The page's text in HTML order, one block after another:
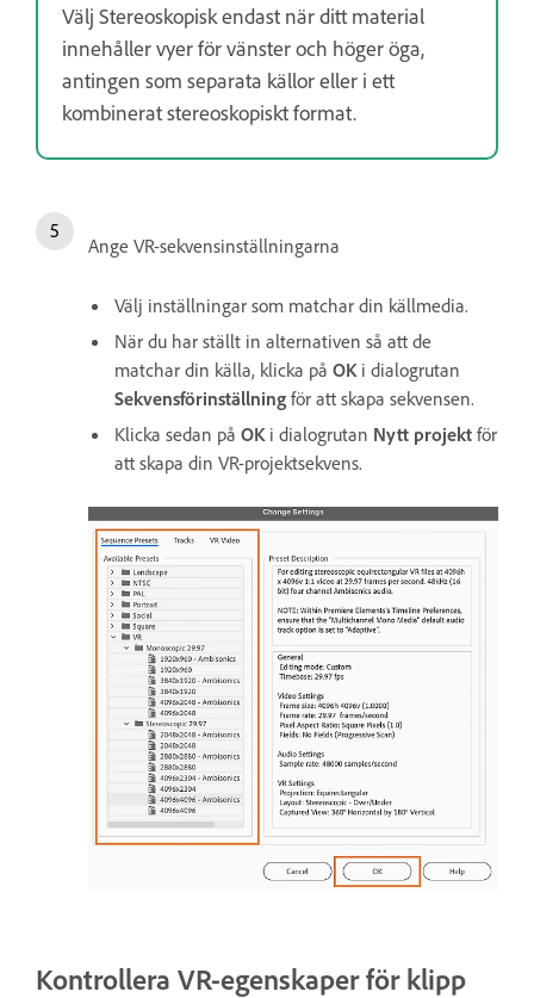
Välj Stereoskopisk endast när ditt material
innehåller vyer för vänster och höger öga,
antingen som separata källor eller i ett
kombinerat stereoskopiskt format.
Ange VR-sekvensinställningarna
Välj inställningar som matchar din källmedia.
När du har ställt in alternativen så att de
matchar din källa, klicka på OK i dialogrutan
Sekvensförinställning för att skapa sekvensen.
Klicka sedan på OK i dialogrutan Nytt projekt för
att skapa din VR-projektsekvens.
Kontrollera VR-egenskaper för klipp